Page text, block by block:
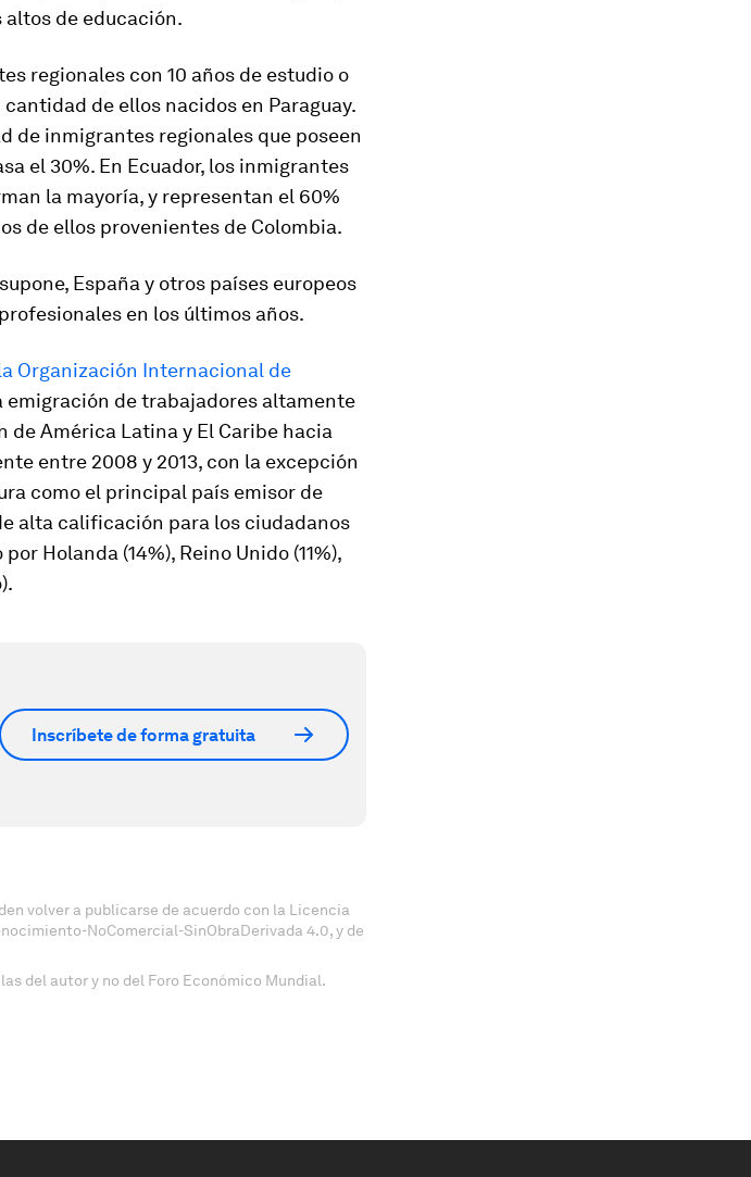
altos de educación.
regionales con 10 años de estudio o
de ellos nacidos en Paraguay.
de inmigrantes regionales que poseen
el 30%. En Ecuador, los inmigrantes
la mayoría, y representan el 60%
de ellos provenientes de Colombia.
España y otros países europeos
en los últimos años.
Organización Internacional de
emigración de trabajadores altamente
América Latina y El Caribe hacia
entre 2008 y 2013, con la excepción
como el principal país emisor de
alta calificación para los ciudadanos
Holanda (14%), Reino Unido (11%),
Inscríbete de forma gratuita
volver a publicarse de acuerdo con la Licencia
NoComercial-SinObraDerivada 4.0, y de
del autor y no del Foro Económico Mundial.